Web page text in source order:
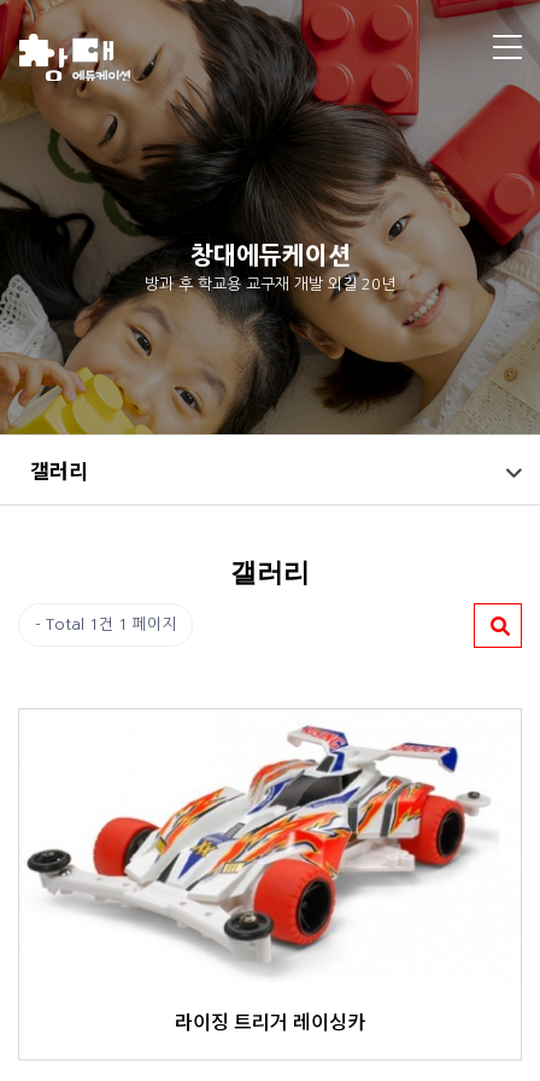
창대에듀케이션
방과 후 학교용 교구재 개발 외길 20년
갤러리
갤러리
Total 1건 1 페이지
라이징 트리거 레이싱카